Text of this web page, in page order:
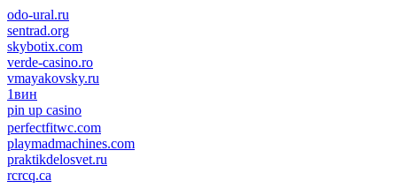
odo-ural.ru
sentrad.org
skybotix.com
verde-casino.ro
vmayakovsky.ru
1вин
pin up casino
пин ап
1win
perfectfitwc.com
playmadmachines.com
praktikdelosvet.ru
rcrcq.ca